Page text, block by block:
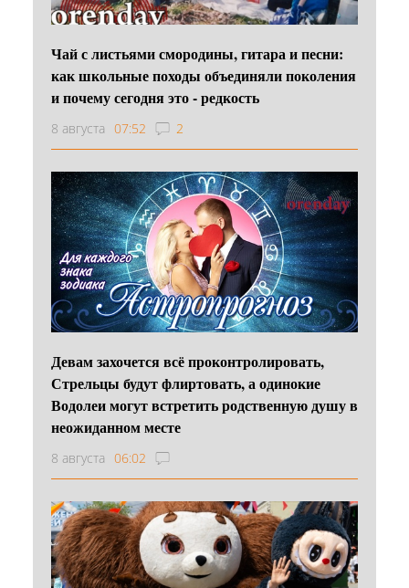
Чай с листьями смородины, гитара и песни:
как школьные походы объединяли поколения
и почему сегодня это - редкость
8 августа 07:52 2
Девам захочется всё проконтролировать,
Стрельцы будут флиртовать, а одинокие
Водолеи могут встретить родственную душу в
неожиданном месте
8 августа 06:02